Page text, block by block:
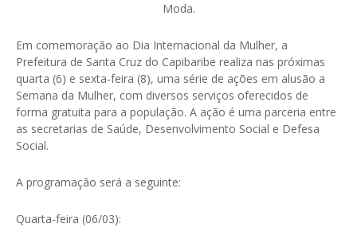
Moda.
Em comemoração ao Dia Internacional da Mulher, a
Prefeitura de Santa Cruz do Capibaribe realiza nas próximas
quarta (6) e sexta-feira (8), uma série de ações em alusão a
Semana da Mulher, com diversos serviços oferecidos de
forma gratuita para a população. A ação é uma parceria entre
as secretarias de Saúde, Desenvolvimento Social e Defesa
Social.
A programação será a seguinte:
Quarta-feira (06/03):